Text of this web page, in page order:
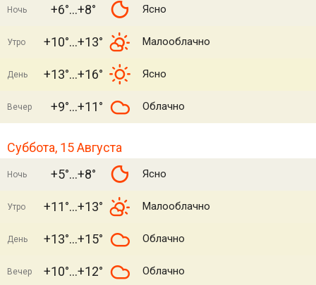
Ночь +6° +8° Ясно
Утро +10° +13° Малооблачно
День +13° +16° Ясно
Вечер +9° +11° Облачно
Суббота, 15 Августа
Ночь +5° +8° Ясно
Утро +11° +13° Малооблачно
День +13° +15° Облачно
Вечер +10° +12° Облачно